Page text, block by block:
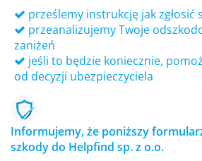
prześlemy instrukcję jak zgłosić
przeanalizujemy Twoje
zaniżeń
jeśli to będzie koniecznie,
od decyzji ubezpieczyciela
Informujemy, że poniższy
szkody do Helpfind sp. z o.o.